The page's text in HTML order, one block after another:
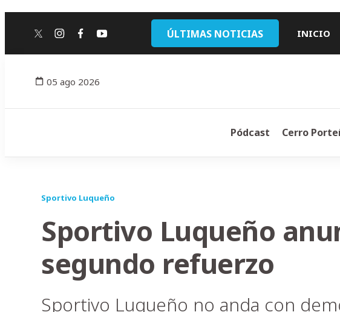
twitterinstagram
facebook
youtube ÚLTIMAS NOTICIAS INICIO
05 ago 2026
Pódcast Cerro
Sportivo Luqueño
Sportivo Luqueño
segundo refuerzo
Sportivo Luqueño no anda con